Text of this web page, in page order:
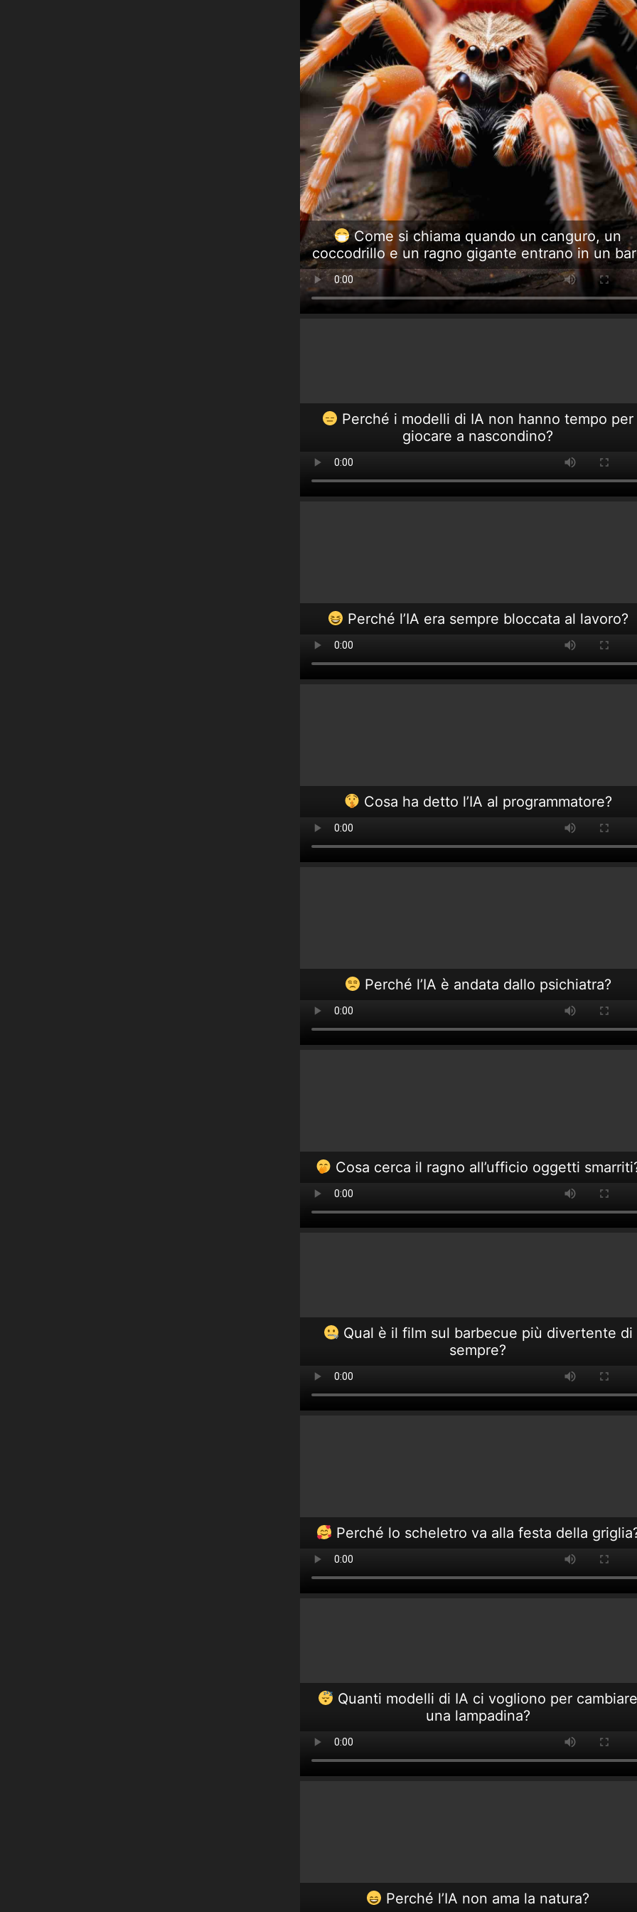
Come si chiama quando un canguro, un
coccodrillo e un ragno gigante entrano in un
Perché i modelli di IA non hanno tempo per
giocare a nascondino?
Perché l’IA era sempre bloccata al lavoro?
Cosa ha detto l’IA al programmatore?
Perché l’IA è andata dallo psichiatra?
Cosa cerca il ragno all’ufficio oggetti
Qual è il film sul barbecue più divertente di
sempre?
Perché lo scheletro va alla festa della
Quanti modelli di IA ci vogliono per
una lampadina?
Perché l’IA non ama la natura?